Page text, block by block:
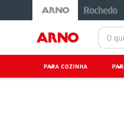
O que
PARA COZINHA